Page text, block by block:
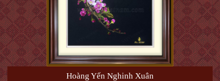
Hoàng Yến Nghinh Xuân